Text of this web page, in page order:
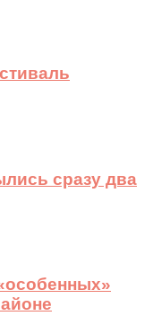
сразу два